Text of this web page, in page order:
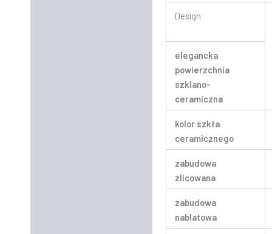
Design
elegancka
powierzchnia
szklano-
ceramiczna
kolor szkła
ceramicznego
zabudowa
zlicowana
zabudowa
nablatowa